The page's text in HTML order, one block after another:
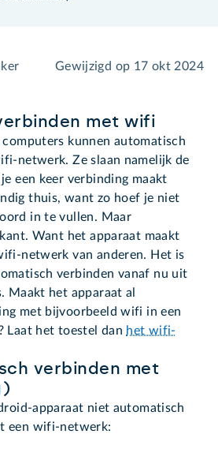
Gewijzigd op 17 okt 2024
met wifi
kunnen automatisch
netwerk. Ze slaan namelijk de
een keer verbinding maakt
thuis, want zo hoef je niet
in te vullen. Maar
Want het apparaat maakt
netwerk van anderen. Het is
verbinden vanaf nu uit
Maakt het apparaat al
met bijvoorbeeld wifi in een
Laat het toestel dan het wifi-
verbinden met
apparaat niet automatisch
een wifi-netwerk: